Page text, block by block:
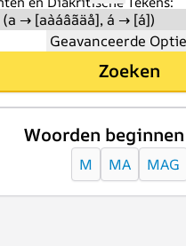
Geavanceerde
Zoeken
Woorden beginnen
M MA MAG